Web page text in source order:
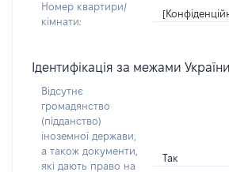
Номер квартири/
кімнати:
Ідентифікація за межами України
Відсутнє
громадянство
(підданство)
іноземної держави,
а також документи,
які дають право на
Так